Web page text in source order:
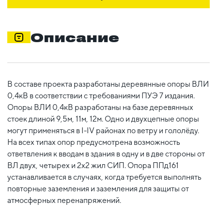
Описание
В составе проекта разработаны деревянные опоры ВЛИ
0,4кВ в соответствии с требованиями ПУЭ 7 издания.
Опоры ВЛИ 0,4кВ разработаны на базе деревянных
стоек длиной 9,5м, 11м, 12м. Одно и двухцепные опоры
могут применяться в I-IV районах по ветру и гололёду.
На всех типах опор предусмотрена возможность
ответвления к вводам в здания в одну и в две стороны от
ВЛ двух, четырех и 2х2 жил СИП. Опора ППд161
устанавливается в случаях, когда требуется выполнять
повторные заземления и заземления для защиты от
атмосферных перенапряжений.